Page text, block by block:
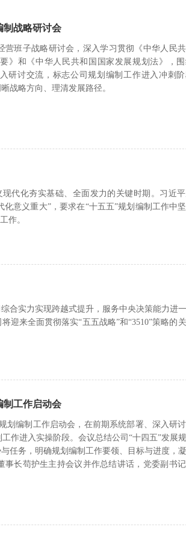
制战略研讨会
营班子战略研讨会，深入学习贯彻《中华人民
》和《中华人民共和国国家发展规划法》，
研讨交流，标志公司规划编制工作进入冲刺
战略方向、理清发展路径。
代化夯实基础、全面发力的关键时期。习近
意义重大”，要求在“十五五”规划编制工作中
作。
合实力实现跨越式提升，服务中央决策能力进一
来全面贯彻落实“五五战略”和“3510”策略的关
制工作启动会
划编制工作启动会，在前期系统部署、深入研
作进入实操阶段。会议总结公司“十四五”发展
任务，明确规划编制工作要领、目标与进度，
事长苟护生主持会议并作总结讲话，党委副书